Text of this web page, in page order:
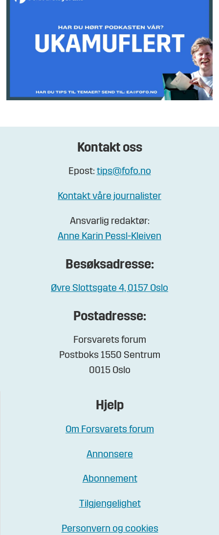
Kontakt oss
Epost: tips@fofo.no
Kontakt våre journalister
Ansvarlig redaktør:
Anne Karin Pessl-Kleiven
Besøksadresse:
Øvre Slottsgate 4, 0157 Oslo
Postadresse:
Forsvarets forum
Postboks 1550 Sentrum
0015 Oslo
Hjelp
Om Forsvarets forum
Annonsere
Abonnement
Tilgjengelighet
Personvern og cookies